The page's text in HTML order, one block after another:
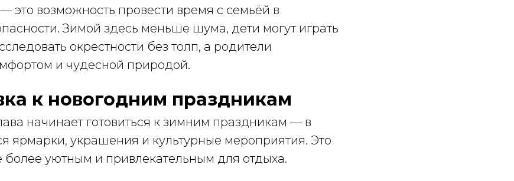
это возможность провести время с семьёй в
Зимой здесь меньше шума, дети могут играть
окрестности без толп, а родители
и чудесной природой.
к новогодним праздникам
начинает готовиться к зимним праздникам — в
ярмарки, украшения и культурные мероприятия. Это
более уютным и привлекательным для отдыха.